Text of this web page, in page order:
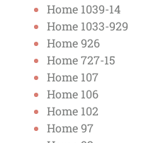
Home 1039-14
Home 1033-929
Home 926
Home 727-15
Home 107
Home 106
Home 102
Home 97